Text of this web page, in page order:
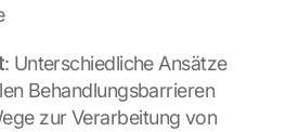
: Unterschiedliche Ansätze
Behandlungsbarrieren
zur Verarbeitung von